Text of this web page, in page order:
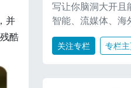
并
酷
写让你脑洞大开且
智能、流媒体、海
关注专栏 专栏